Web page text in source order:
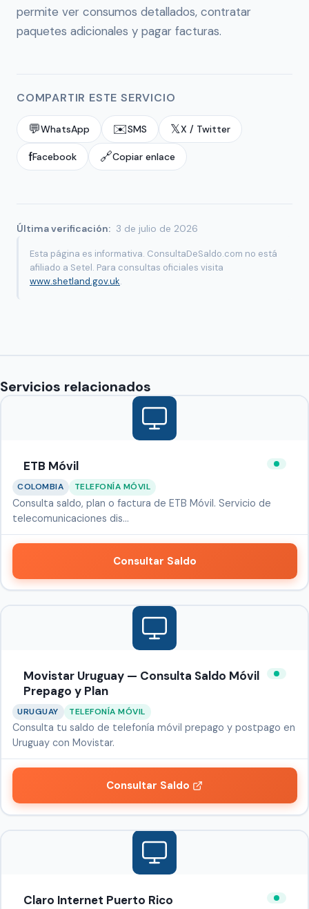
permite ver consumos detallados, contratar
paquetes adicionales y pagar facturas.
COMPARTIR ESTE SERVICIO
💬WhatsApp ✉️SMS 𝕏X / Twitter
fFacebook 🔗Copiar enlace
Última verificación: 3 de julio de 2026
Esta página es informativa. ConsultaDeSaldo.com no está
afiliado a Setel. Para consultas oficiales visita
www.shetland.gov.uk.
Servicios relacionados
ETB Móvil
COLOMBIA TELEFONÍA MÓVIL
Consulta saldo, plan o factura de ETB Móvil. Servicio de
telecomunicaciones dis…
Consultar Saldo
Movistar Uruguay — Consulta Saldo Móvil
Prepago y Plan
URUGUAY TELEFONÍA MÓVIL
Consulta tu saldo de telefonía móvil prepago y postpago en
Uruguay con Movistar.
Consultar Saldo
Claro Internet Puerto Rico